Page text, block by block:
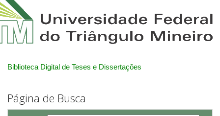
Biblioteca Digital de Teses e Dissertações
Página de Busca